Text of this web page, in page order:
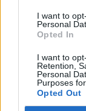
I want to
Personal
Opted In
I want to
Retention,
Personal
Purposes
Opted Out
2026. június